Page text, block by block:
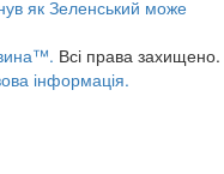
як Зеленський може
Всі права захищено.
інформація.